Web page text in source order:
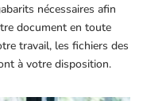
nécessaires afin
document en toute
travail, les fichiers des
à votre disposition.